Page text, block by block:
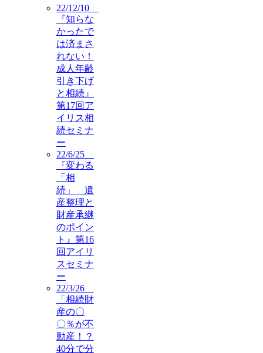
22/12/10
『知らな
かったで
は済まさ
れない！
成人年齢
引き下げ
と相続』
第17回ア
イリス相
続セミナ
ー
22/6/25
『変わる
「相
続」 遺
産整理と
財産承継
のポイン
ト』第16
回アイリ
スセミナ
ー
22/3/26
「相続財
産の〇
〇％が不
動産！？
40分で分